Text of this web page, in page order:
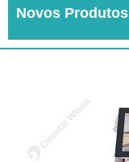
Novos Produtos